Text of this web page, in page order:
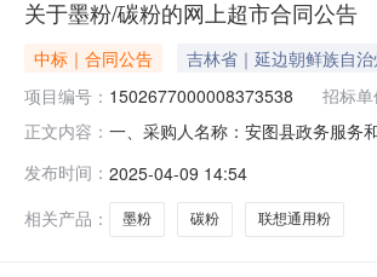
关于墨粉/碳粉的网上超市合同公告
中标｜合同公告 吉林省｜延边朝鲜族自
项目编号： 1502677000008373538 招标单
正文内容： 一、采购人名称：安图县政务服务
单位数量单价(元)总价(元)1杰思特
发布时间： 2025-04-09 14:54
相关产品：
墨粉 碳粉 联想通用粉